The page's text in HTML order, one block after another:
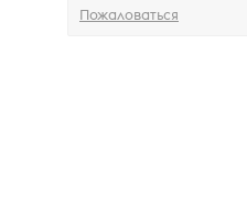
Пожаловаться